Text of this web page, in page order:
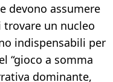
devono assumere
un nucleo
indispensabili per
“gioco a somma
dominante,